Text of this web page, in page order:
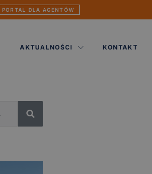
PORTAL DLA AGENTÓW
AKTUALNOŚCI KONTAKT